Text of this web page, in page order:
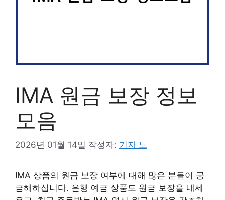
IMA 원금 보장 정보
모음
2026년 01월 14일 작성자: 기자 노
IMA 상품의 원금 보장 여부에 대해 많은 분들이 궁
금해하십니다. 은행 예금 상품도 원금 보장을 내세